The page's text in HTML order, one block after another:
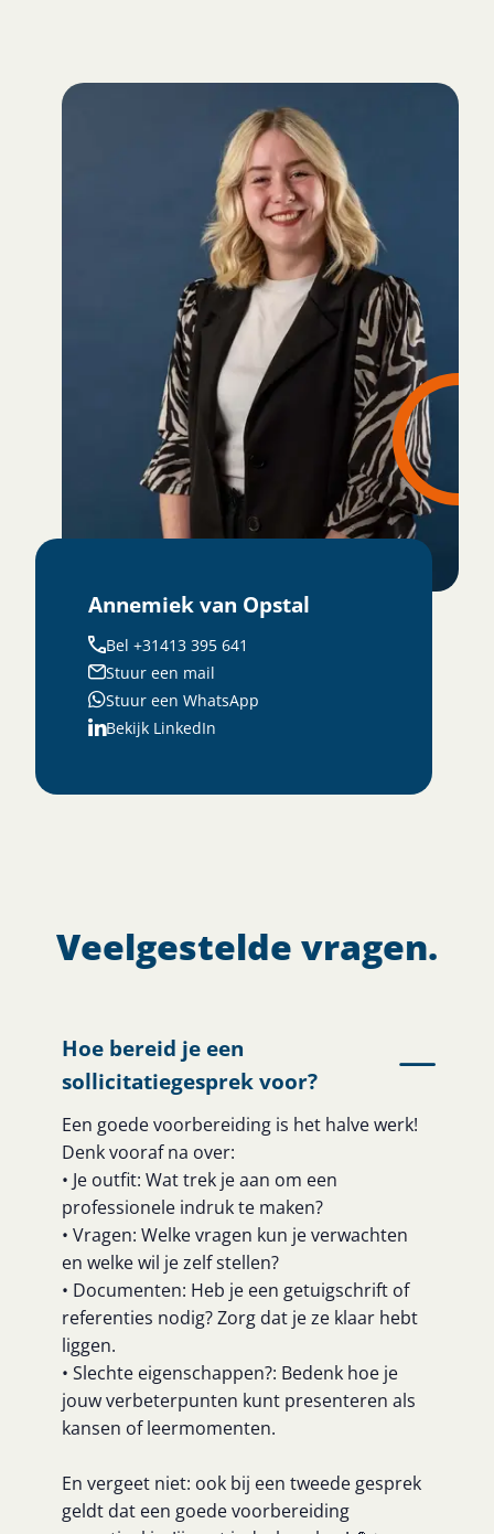
Annemiek van Opstal
Bel +31413 395 641
Stuur een mail
Stuur een WhatsApp
Bekijk LinkedIn
Veelgestelde vragen.
Hoe bereid je een
sollicitatiegesprek voor?
Een goede voorbereiding is het halve werk!
Denk vooraf na over:
• Je outfit: Wat trek je aan om een
professionele indruk te maken?
• Vragen: Welke vragen kun je verwachten
en welke wil je zelf stellen?
• Documenten: Heb je een getuigschrift of
referenties nodig? Zorg dat je ze klaar hebt
liggen.
• Slechte eigenschappen?: Bedenk hoe je
jouw verbeterpunten kunt presenteren als
kansen of leermomenten.
En vergeet niet: ook bij een tweede gesprek
geldt dat een goede voorbereiding